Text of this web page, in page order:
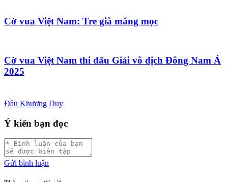
Cờ vua Việt Nam: Tre già măng mọc
Cờ vua Việt Nam thi đấu Giải vô địch Đông Nam Á
2025
Đầu Khương Duy
Ý kiến bạn đọc
Gửi bình luận